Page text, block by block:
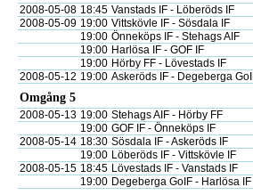
2008-05-08 18:45 Vanstads IF - Löberöds IF
2008-05-09 19:00 Vittskövle IF - Sösdala IF
19:00 Önneköps IF - Stehags AIF
19:00 Harlösa IF - GOF IF
19:00 Hörby FF - Lövestads IF
2008-05-12 19:00 Askeröds IF - Degeberga
Omgång 5
2008-05-13 19:00 Stehags AIF - Hörby FF
19:00 GOF IF - Önneköps IF
2008-05-14 18:30 Sösdala IF - Askeröds IF
19:00 Löberöds IF - Vittskövle IF
2008-05-15 18:45 Lövestads IF - Vanstads IF
19:00 Degeberga GoIF - Harlösa IF